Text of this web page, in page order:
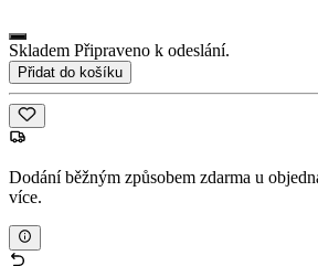
Skladem Připraveno k odeslání.
Přidat do košíku
Dodání běžným způsobem zdarma u
více.